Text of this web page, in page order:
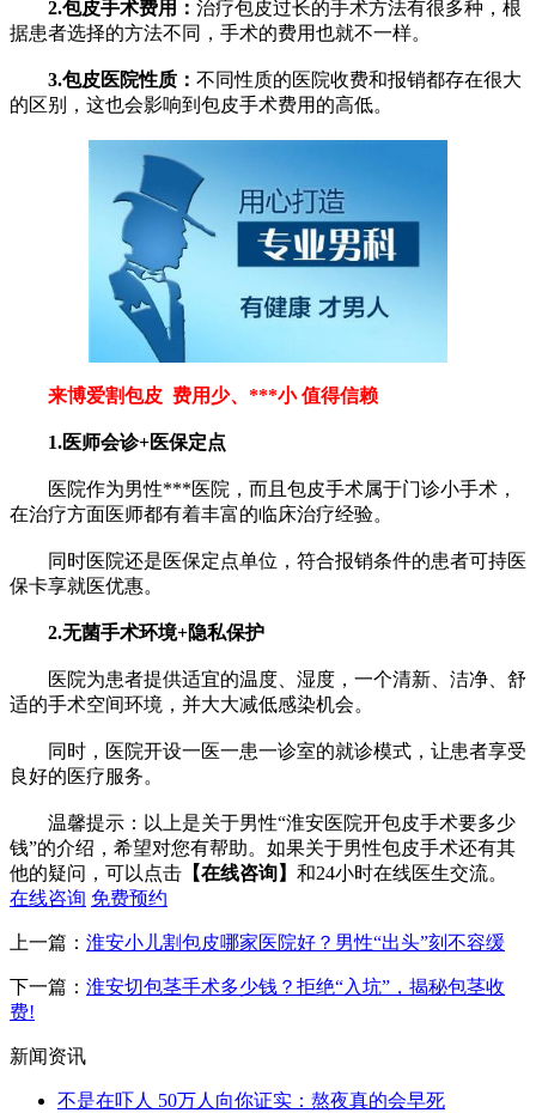
2.包皮手术费用： 治疗包皮过长的手术方法有很多种，根
据患者选择的方法不同，手术的费用也就不一样。
3.包皮医院性质： 不同性质的医院收费和报销都存在很大
的区别，这也会影响到包皮手术费用的高低。
来博爱割包皮 费用少、***小 值得信赖
1.医师会诊+医保定点
医院作为男性***医院，而且包皮手术属于门诊小手术，
在治疗方面医师都有着丰富的临床治疗经验。
同时医院还是医保定点单位，符合报销条件的患者可持医
保卡享就医优惠。
2.无菌手术环境+隐私保护
医院为患者提供适宜的温度、湿度，一个清新、洁净、舒
适的手术空间环境，并大大减低感染机会。
同时，医院开设一医一患一诊室的就诊模式，让患者享受
良好的医疗服务。
温馨提示：以上是关于男性“淮安医院开包皮手术要多少
钱”的介绍，希望对您有帮助。如果关于男性包皮手术还有其
他的疑问，可以点击 【在线咨询】 和24小时在线医生交流。
在线咨询 免费预约
上一篇： 淮安小儿割包皮哪家医院好？男性“出头”刻不容缓
下一篇： 淮安切包茎手术多少钱？拒绝“入坑”，揭秘包茎收
费!
新闻资讯
不是在吓人 50万人向你证实：熬夜真的会早死